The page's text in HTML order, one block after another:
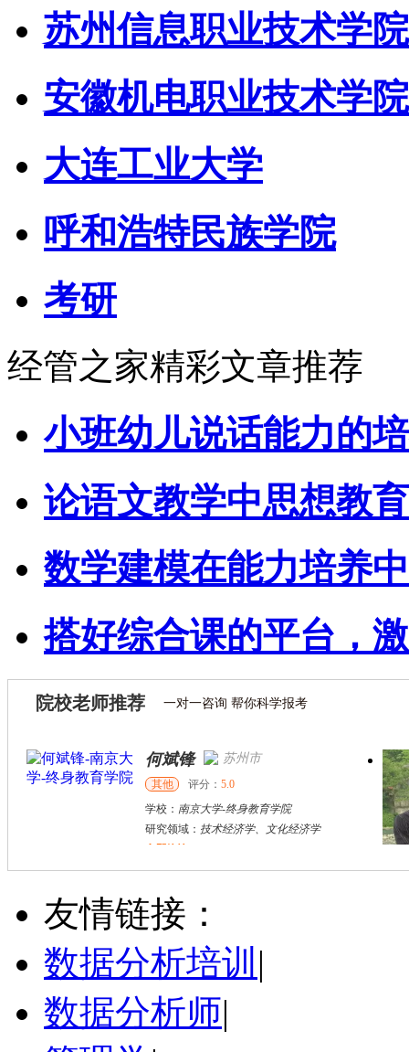
苏州信息职业技术学院
安徽机电职业技术学院
大连工业大学
呼和浩特民族学院
考研
经管之家精彩文章推荐
小班幼儿说话能力的
论语文教学中思想教
数学建模在能力培养
搭好综合课的平台，
院校老师推荐 一对一咨询 帮你科学报考
何斌锋 苏州市
其他 评分： 5.0
学校：
南京大学-终身教育学院
研究领域：
技术经济学、文化经济学
南京市
学校：
商学院
研究领域：
战略与组织、
王** 南京市
硕导
学校：南京大学
立即咨询
何斌锋 苏州市
其他 评分： 5.0
学校：南京大学
研究领域：
友情链接：
数据分析培训 |
数据分析师|